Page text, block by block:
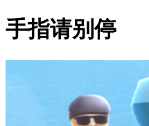
手指请别停